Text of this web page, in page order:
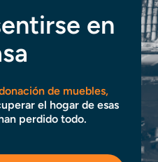
en
de muebles,
el hogar de esas
perdido todo.